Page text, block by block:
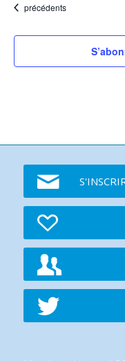
Événements
précédents